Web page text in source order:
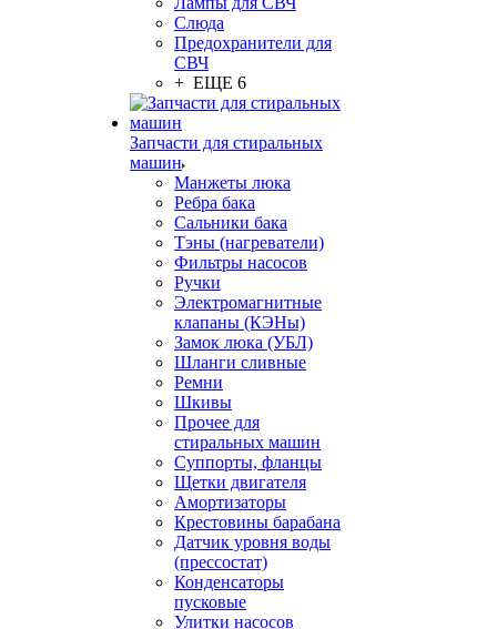
Слюда
Предохранители для
СВЧ
+ ЕЩЕ 6
Запчасти для стиральных
машин
Манжеты люка
Ребра бака
Сальники бака
Тэны (нагреватели)
Фильтры насосов
Ручки
Электромагнитные
клапаны (КЭНы)
Замок люка (УБЛ)
Шланги сливные
Ремни
Шкивы
Прочее для
стиральных машин
Суппорты, фланцы
Щетки двигателя
Амортизаторы
Крестовины барабана
Датчик уровня воды
(прессостат)
Конденсаторы
пусковые
Улитки насосов